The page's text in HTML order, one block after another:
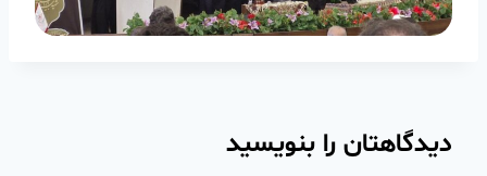
دیدگاهتان را بنویسید